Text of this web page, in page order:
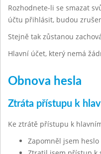
Rozhodnete-li se smazat
účtu přihlásit, budou
Stejně tak zůstanou
Hlavní účet, který nemá
Obnova hesla
Ztráta přístupu k
Ke ztrátě přístupu k
Zapomněl jsem